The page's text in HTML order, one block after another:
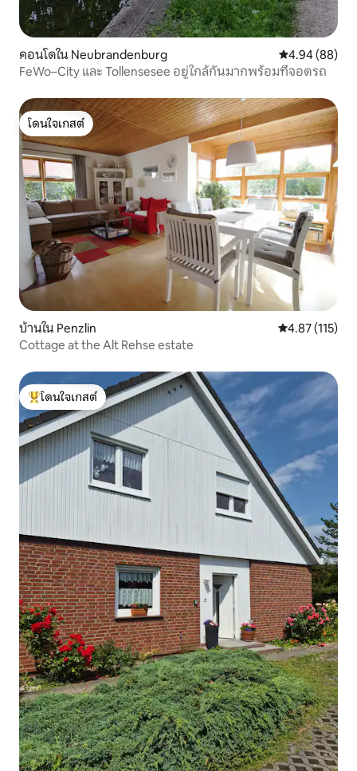
คอนโดใน Neubrandenburg คะแนนเฉลี่ย
4.94 (88)
FeWo–City และ Tollensesee อยู่ใกล้กันมากพร้อมที่จอดรถ
โดนใจเกสต์
โดนใจเกสต์
บ้านใน Penzlin คะแนนเฉลี่ย
4.87 (115)
Cottage at the Alt Rehse estate
โดนใจเกสต์ที่สุด
โดนใจเกสต์